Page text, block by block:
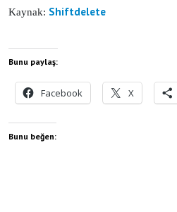
Kaynak: Shiftdelete
Bunu paylaş:
Facebook X
Bunu beğen: